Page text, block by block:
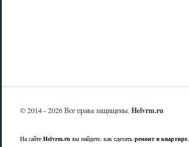
© 2014 - 2026 Все права защищены. Helvrm.ru
На сайте Helvrm.ru вы найдете, как сделать ремонт в квартире,